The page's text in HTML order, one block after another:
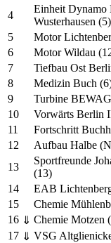
4
Einheit Dynamo
Wusterhausen (5)
5
Motor
6
Motor Wildau
7
Tiefbau Ost
8
Medizin Buch
9
Turbine
10
Vorwärts Berlin
11
Fortschritt
12
Aufbau Halbe
13
Sportfreunde
(13)
14
EAB
15
Chemie
16 ⇓ Chemie Motzen
17 ⇓ VSG